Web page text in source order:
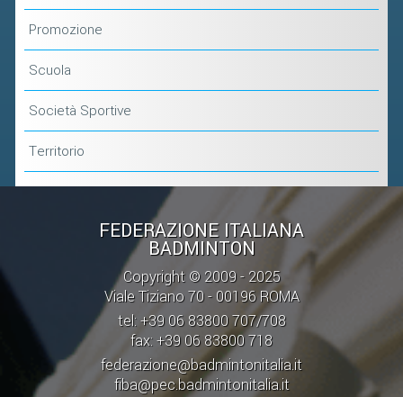
Promozione
Scuola
Società Sportive
Territorio
FEDERAZIONE ITALIANA
BADMINTON
Copyright © 2009 - 2025
Viale Tiziano 70 - 00196 ROMA
tel: +39 06 83800 707/708
fax: +39 06 83800 718
federazione@badmintonitalia.it
fiba@pec.badmintonitalia.it